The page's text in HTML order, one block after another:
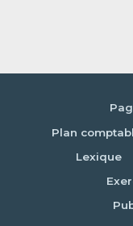
Plan
Lexique